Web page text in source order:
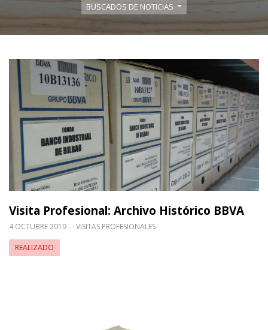
BUSCADOS DE NOTICIAS
Visita Profesional: Archivo Histórico BBVA
4 OCTUBRE 2019 - VISITAS PROFESIONALES
REALIZADO
Leer m�s sobre Visita Profesional: Archivo